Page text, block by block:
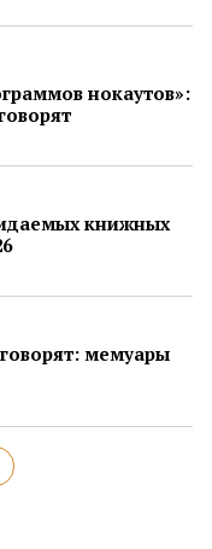
нокаутов»:
книжных
мемуары